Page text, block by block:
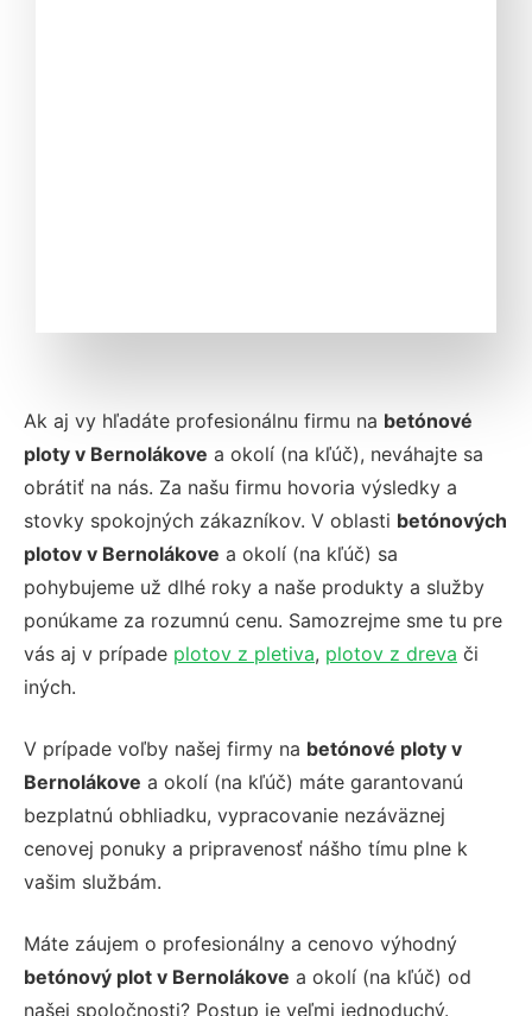
Ak aj vy hľadáte profesionálnu firmu na betónové
ploty v Bernolákove a okolí (na kľúč), neváhajte sa
obrátiť na nás. Za našu firmu hovoria výsledky a
stovky spokojných zákazníkov. V oblasti betónových
plotov v Bernolákove a okolí (na kľúč) sa
pohybujeme už dlhé roky a naše produkty a služby
ponúkame za rozumnú cenu. Samozrejme sme tu pre
vás aj v prípade plotov z pletiva, plotov z dreva či
iných.
V prípade voľby našej firmy na betónové ploty v
Bernolákove a okolí (na kľúč) máte garantovanú
bezplatnú obhliadku, vypracovanie nezáväznej
cenovej ponuky a pripravenosť nášho tímu plne k
vašim službám.
Máte záujem o profesionálny a cenovo výhodný
betónový plot v Bernolákove a okolí (na kľúč) od
našej spoločnosti? Postup je veľmi jednoduchý.